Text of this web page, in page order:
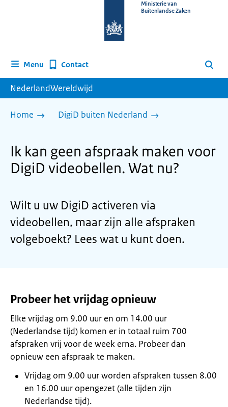
homepage
Ministerie van
Buitenlandse Zaken
Menu Contact Zoeken
NederlandWereldwijd
Home DigiD buiten Nederland
Ik kan geen afspraak maken voor
DigiD videobellen. Wat nu?
Wilt u uw DigiD activeren via
videobellen, maar zijn alle afspraken
volgeboekt? Lees wat u kunt doen.
Probeer het vrijdag opnieuw
Elke vrijdag om 9.00 uur en om 14.00 uur
(Nederlandse tijd) komen er in totaal ruim 700
afspraken vrij voor de week erna. Probeer dan
opnieuw een afspraak te maken.
Vrijdag om 9.00 uur worden afspraken tussen 8.00
en 16.00 uur opengezet (alle tijden zijn
Nederlandse tijd).